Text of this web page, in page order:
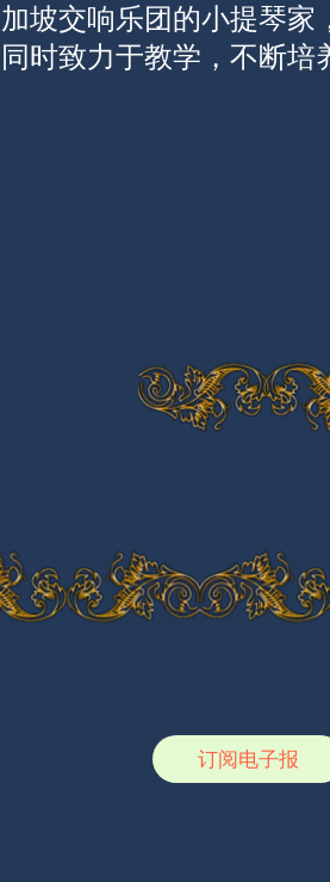
坡交响乐团的小提琴
时致力于教学，不断
订阅电子报